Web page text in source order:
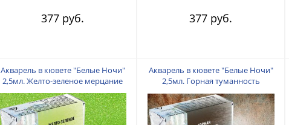
377 руб. 377 руб.
Акварель в кювете "Белые Ночи"
2,5мл. Желто-зеленое мерцание
Акварель в кювете "Белые Ночи"
2,5мл. Горная туманность